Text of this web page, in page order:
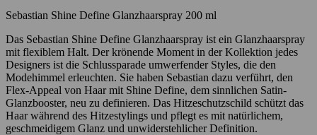
Sebastian Shine Define Glanzhaarspray 200 ml
Das Sebastian Shine Define Glanzhaarspray ist ein Glanzhaarspray
mit flexiblem Halt. Der krönende Moment in der Kollektion jedes
Designers ist die Schlussparade umwerfender Styles, die den
Modehimmel erleuchten. Sie haben Sebastian dazu verführt, den
Flex-Appeal von Haar mit Shine Define, dem sinnlichen Satin-
Glanzbooster, neu zu definieren. Das Hitzeschutzschild schützt das
Haar während des Hitzestylings und pflegt es mit natürlichem,
geschmeidigem Glanz und unwiderstehlicher Definition.